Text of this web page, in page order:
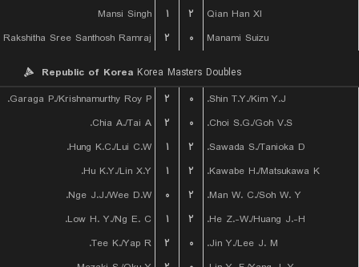
Mansi Singh
۱ ۲
Qian Han XI
Rakshitha Sree Santhosh Ramraj
۲ ۰ Manami Suizu
Republic of Korea Korea Masters Doubles
Garaga P./Krishnamurthy Roy P.
۲ ۰
Shin T.Y./Kim Y.J.
Chia A./Tai A.
۲ ۰
Choi S.G./Goh V.S.
Hung K.C./Lui C.W.
۱ ۲
Sawada S./Tanioka D.
Hu K.Y./Lin X.Y.
۱ ۲
Kawabe H./Matsukawa K.
Nge J.J./Wee D.W.
۰ ۲
Man W. C./Soh W. Y.
Low H. Y./Ng E. C.
۱ ۲
He Z.-W./Huang J.-H.
Tee K./Yap R.
۲ ۰
Jin Y./Lee J. M.